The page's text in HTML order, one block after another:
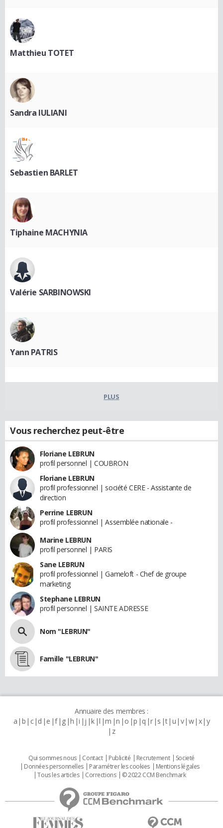
Matthieu TOTET
Sandra IULIANI
Sebastien BARLET
Tiphaine MACHYNIA
Valérie SARBINOWSKI
Yann PATRIS
PLUS
Vous recherchez peut-être
Floriane LEBRUN
profil personnel | COUBRON
Floriane LEBRUN
profil professionnel | société CERE - Assistante de
direction
Perrine LEBRUN
profil professionnel | Assemblée nationale -
Marine LEBRUN
profil personnel | PARIS
Sane LEBRUN
profil professionnel | Gameloft - Chef de groupe
marketing
Stephane LEBRUN
profil personnel | SAINTE ADRESSE
Nom "LEBRUN"
Famille "LEBRUN"
Annuaire des membres :
a b c d e f g h i j k l m n o p q r s t u v w x y
z
Qui sommes nous Contact Publicité Recrutement
Societé
Données personnelles
Paramétrer les cookies
Mentions légales
Tous les articles
Corrections © 2022 CCM Benchmark